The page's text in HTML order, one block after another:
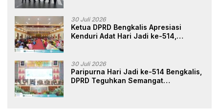
Masyarakat
30 Juli 2026
Ketua DPRD Bengkalis Apresiasi
Kenduri Adat Hari Jadi ke-514,
30 Juli 2026
Paripurna Hari Jadi ke-514 Bengkalis,
DPRD Teguhkan Semangat